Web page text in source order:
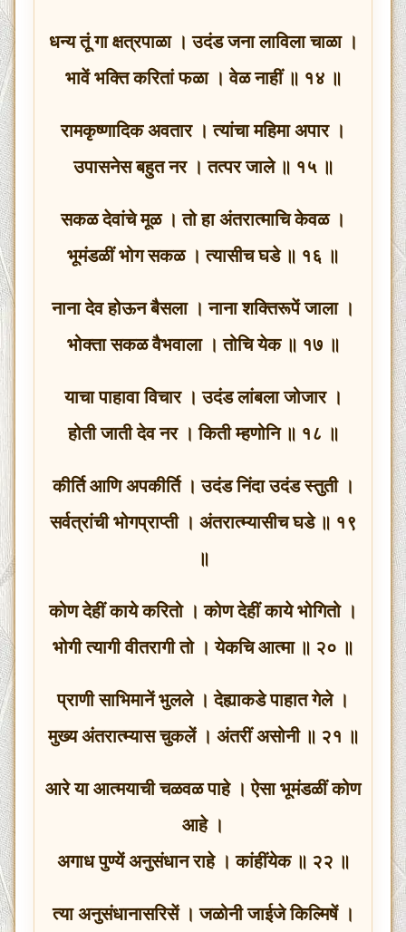
धन्य तूं गा क्षत्रपाळा । उदंड जना लाविला चाळा ।
भावें भक्ति करितां फळा । वेळ नाहीं ॥ १४ ॥
रामकृष्णादिक अवतार । त्यांचा महिमा अपार ।
उपासनेस बहुत नर । तत्पर जाले ॥ १५ ॥
सकळ देवांचे मूळ । तो हा अंतरात्माचि केवळ ।
भूमंडळीं भोग सकळ । त्यासीच घडे ॥ १६ ॥
नाना देव होऊन बैसला । नाना शक्तिरूपें जाला ।
भोक्ता सकळ वैभवाला । तोचि येक ॥ १७ ॥
याचा पाहावा विचार । उदंड लांबला जोजार ।
होती जाती देव नर । किती म्हणोनि ॥ १८ ॥
कीर्ति आणि अपकीर्ति । उदंड निंदा उदंड स्तुती ।
सर्वत्रांची भोगप्राप्ती । अंतरात्म्यासीच घडे ॥ १९
॥
कोण देहीं काये करितो । कोण देहीं काये भोगितो ।
भोगी त्यागी वीतरागी तो । येकचि आत्मा ॥ २० ॥
प्राणी साभिमानें भुलले । देह्याकडे पाहात गेले ।
मुख्य अंतरात्म्यास चुकलें । अंतरीं असोनी ॥ २१ ॥
आरे या आत्मयाची चळवळ पाहे । ऐसा भूमंडळीं कोण
आहे ।
अगाध पुण्यें अनुसंधान राहे । कांहींयेक ॥ २२ ॥
त्या अनुसंधानासरिसें । जळोनी जाईजे किल्मिषें ।